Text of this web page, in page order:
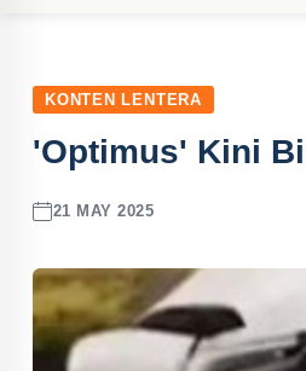
KONTEN LENTERA
'Optimus' Kini
21 MAY 2025